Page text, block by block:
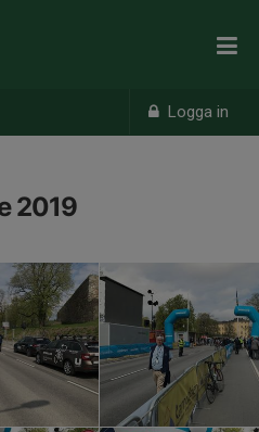
Logga in
2019